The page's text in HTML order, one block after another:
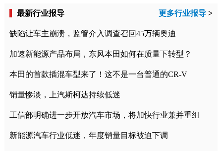
最新行业报导 更多行业报导 >
缺陷让车主崩溃，监管介入调查召回45万辆奥迪
加速新能源产品布局，东风本田如何在质量下转型？
本田的首款插混车型来了！这不是一台普通的CR-V
销量惨淡，上汽斯柯达持续低迷
工信部明确进一步开放汽车市场，将加快行业兼并重组
新能源汽车行业低迷，年度销量目标被迫下调